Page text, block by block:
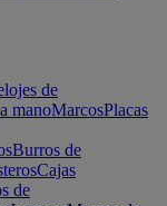
de
manoMarcosPlacas
Burros de
Cajas
de